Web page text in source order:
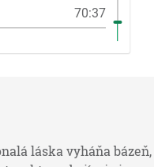
70:37
láska vyháňa bázeň,